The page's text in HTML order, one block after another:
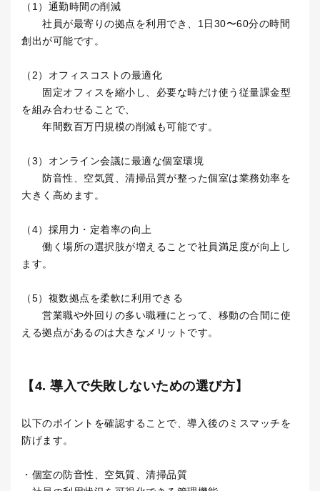
（1）通勤時間の削減
社員が最寄りの拠点を利用でき、1日30〜60分の時間
創出が可能です。
（2）オフィスコストの最適化
固定オフィスを縮小し、必要な時だけ使う従量課金型
を組み合わせることで、
年間数百万円規模の削減も可能です。
（3）オンライン会議に最適な個室環境
防音性、空気質、清掃品質が整った個室は業務効率を
大きく高めます。
（4）採用力・定着率の向上
働く場所の選択肢が増えることで社員満足度が向上し
ます。
（5）複数拠点を柔軟に利用できる
営業職や外回りの多い職種にとって、移動の合間に使
える拠点があるのは大きなメリットです。
【4. 導入で失敗しないための選び方】
以下のポイントを確認することで、導入後のミスマッチを
防げます。
・個室の防音性、空気質、清掃品質